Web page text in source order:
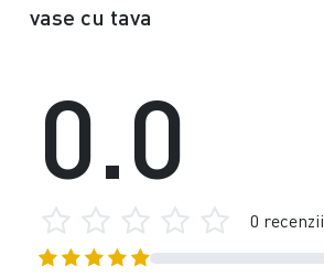
vase cu tava
0.0
0 recenzii